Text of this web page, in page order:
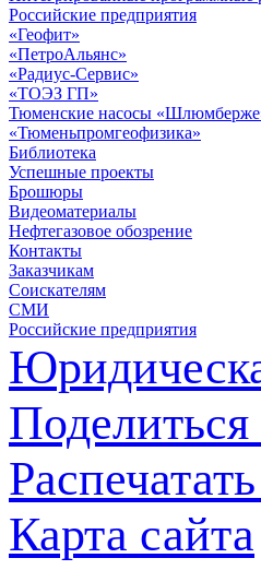
Российские предприятия
«Геофит»
«ПетроАльянс»
«Радиус-Сервис»
«ТОЭЗ ГП»
Тюменские насосы
«Тюменьпромгеофизика»
Библиотека
Успешные проекты
Брошюры
Видеоматериалы
Нефтегазовое обозрение
Контакты
Заказчикам
Соискателям
СМИ
Российские предприятия
Карта сайта